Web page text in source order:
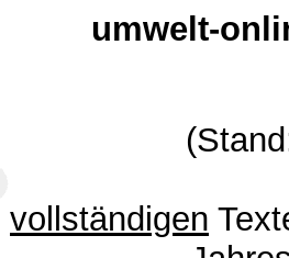
umwelt-
vollständigen